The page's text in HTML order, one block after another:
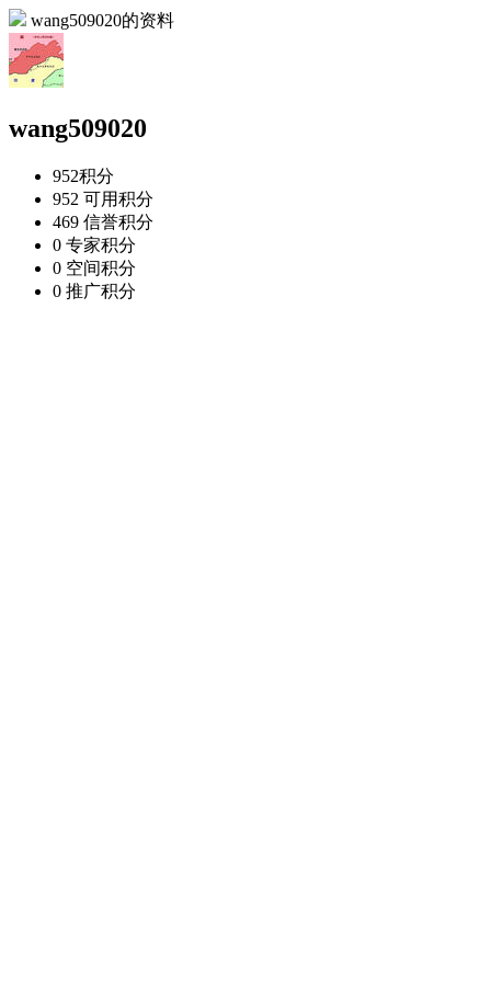
wang509020的资料
wang509020
952积分
952 可用积分
469 信誉积分
0 专家积分
0 空间积分
0 推广积分